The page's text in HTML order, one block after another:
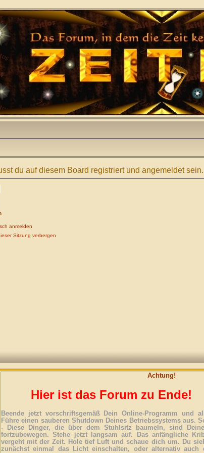
du auf diesem Board registriert und angemeldet sein.
anmelden
Sitzung verbergen
Achtung!
Hier ist das Forum zu Ende!
Beende jetzt vorschriftsgemäß Dein Online-Programm und
Führe einen sauberen Shutdown Deines Betriebssystems aus.
- Diese Dinger, die über dem Stuhlsitz baumeln, sind
fortzubewegen. Stehe jetzt langsam auf. Das anfängliche
vergeht mit der Zeit. Hole tief Luft und schaue dich um. Du
zunächst einmal das Licht einschalten, oder alternativ